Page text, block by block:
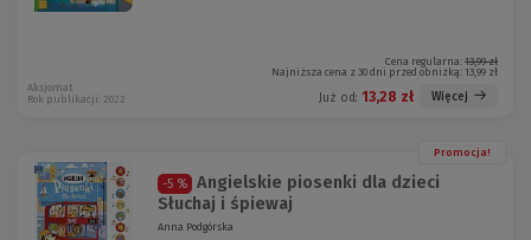
Cena regularna: 13,99 zł
Najniższa cena z 30 dni przed obniżką: 13,99 zł
Już od: 13,28 zł Więcej
Aksjomat
Rok publikacji: 2022
Promocja!
-5 %
Angielskie piosenki dla dzieci
Słuchaj i śpiewaj
Anna Podgórska